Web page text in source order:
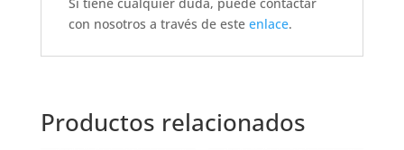
con nosotros a través de este enlace.
Productos relacionados